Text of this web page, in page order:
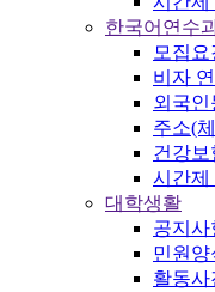
한국어연수
모집요
비자
외국인
주소(
건강보
시간제
대학생활
공지사
민원양
활동사